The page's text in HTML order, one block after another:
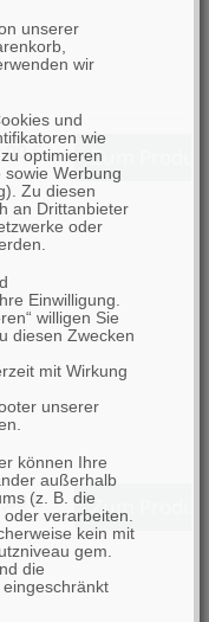
unserer
wir
und
wie
optimieren
Werbung
Zu diesen
an Drittanbieter
oder
Einwilligung.
willigen Sie
diesen Zwecken
mit Wirkung
unserer
können Ihre
außerhalb
(z. B. die
verarbeiten.
kein mit
gem.
die
€ Zum
€ Zum